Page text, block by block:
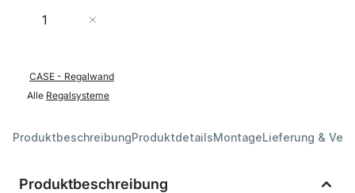
Menge
CASE - Regalwand
Alle Regalsysteme
ProduktbeschreibungProduktdetailsMontageLieferung &
Produktbeschreibung